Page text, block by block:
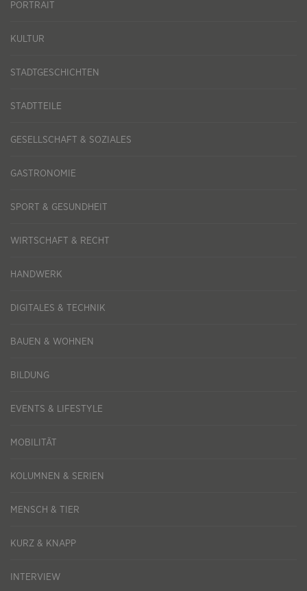
PORTRAIT
KULTUR
STADTGESCHICHTEN
STADTTEILE
GESELLSCHAFT & SOZIALES
GASTRONOMIE
SPORT & GESUNDHEIT
WIRTSCHAFT & RECHT
HANDWERK
DIGITALES & TECHNIK
BAUEN & WOHNEN
BILDUNG
EVENTS & LIFESTYLE
MOBILITÄT
KOLUMNEN & SERIEN
MENSCH & TIER
KURZ & KNAPP
INTERVIEW